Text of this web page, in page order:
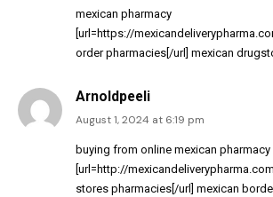
mexican pharmacy
[url=https://
order pharmacies[/url] mexican
Arnoldpeeli
August 1, 2024 at 6:19 pm
buying from online mexican pharmacy
[url=http://
stores pharmacies[/url] mexican